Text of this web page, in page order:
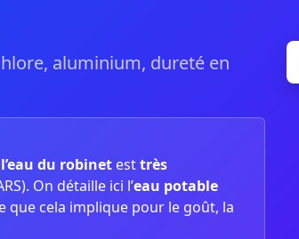
aluminium, dureté en
du robinet esttrès
On détaille ici l’eau potable
que cela implique pour le goût, la